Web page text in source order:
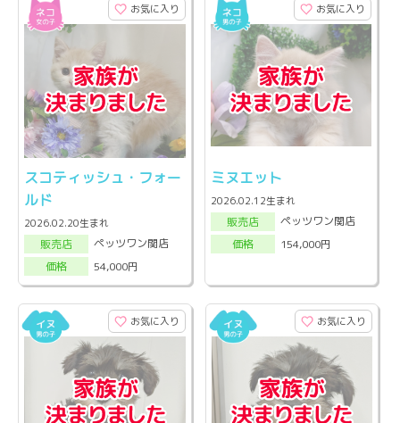
お気に入り
スコティッシュ・フォー
ルド
2026.02.20生まれ
販売店
ペッツワン関店
価格
54,000円
お気に入り
ミヌエット
2026.02.12生まれ
販売店
ペッツワン関店
価格
154,000円
お気に入り お気に入り